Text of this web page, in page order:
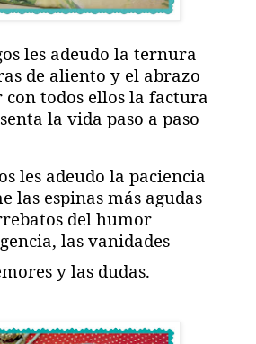
les adeudo la ternura
de aliento y el abrazo
todos ellos la factura
la vida paso a paso
les adeudo la paciencia
las espinas más agudas
del humor
las vanidades
y las dudas.